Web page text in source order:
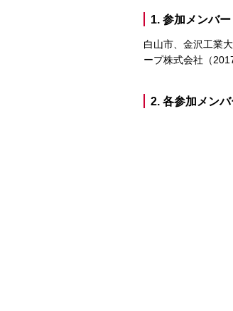
1. 参加メンバー
白山市、金沢工業
ープ株式会社（
2. 各参加メンバ